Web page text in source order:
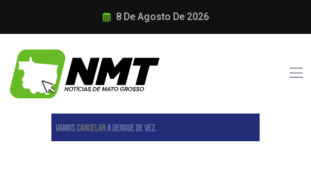
8 De Agosto De 2026